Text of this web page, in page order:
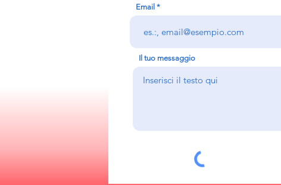
Email
Il tuo messaggio